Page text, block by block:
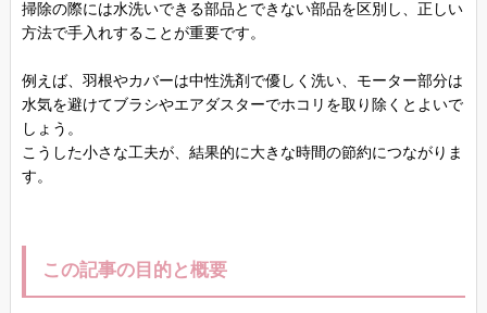
掃除の際には水洗いできる部品とできない部品を区別し、正しい
方法で手入れすることが重要です。
例えば、羽根やカバーは中性洗剤で優しく洗い、モーター部分は
水気を避けてブラシやエアダスターでホコリを取り除くとよいで
しょう。
こうした小さな工夫が、結果的に大きな時間の節約につながりま
す。
この記事の目的と概要